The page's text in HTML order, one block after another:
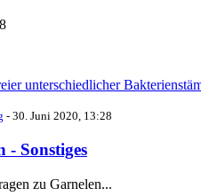
unterschiedlicher
- 30. Juni 2020, 13:28
- Sonstiges
zu Garnelen...